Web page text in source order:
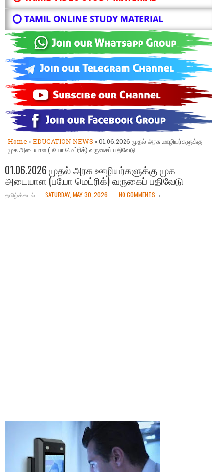
⭕ TAMIL ONLINE STUDY MATERIAL
Home »EDUCATION NEWS » 01.06.2026 முதல் அரசு ஊழியர்களுக்கு
முக அடையாள (பயோ மெட்ரிக்) வருகைப் பதிவேடு
01.06.2026 முதல் அரசு ஊழியர்களுக்கு முக
அடையாள (பயோ மெட்ரிக்) வருகைப் பதிவேடு
தமிழ்க்கடல் SATURDAY, MAY 30, 2026 NO COMMENTS